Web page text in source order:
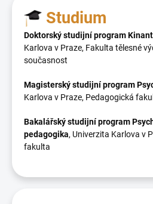
Studium
Doktorský studijní program
Karlova v Praze, Fakulta tělesné
současnost
Magisterský studijní program
Karlova v Praze, Pedagogická
Bakalářský studijní program
pedagogika, Univerzita Karlova v
fakulta